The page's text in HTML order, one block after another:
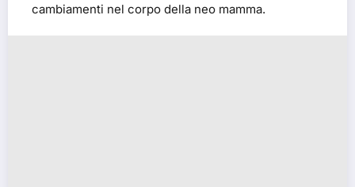
cambiamenti nel corpo della neo mamma.